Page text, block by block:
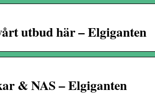
utbud här – Elgiganten
& NAS – Elgiganten